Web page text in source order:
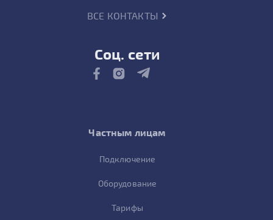
ВСЕ КОНТАКТЫ
Соц. сети
Частным лицам
Подключение
Оборудование
Тарифы